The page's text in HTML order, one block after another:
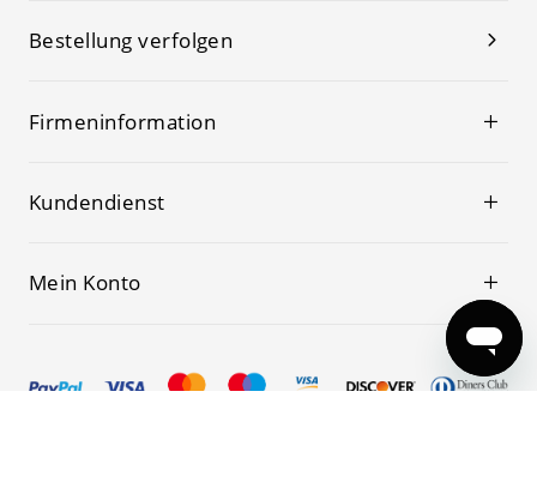
Bestellung verfolgen
Firmeninformation
Kundendienst
Mein Konto